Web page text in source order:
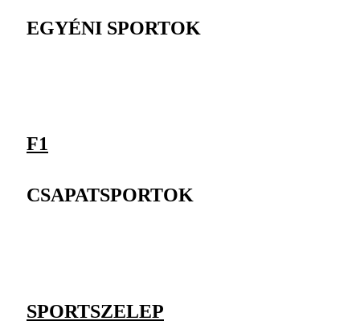
EGYÉNI SPORTOK
F1
CSAPATSPORTOK
SPORTSZELEP